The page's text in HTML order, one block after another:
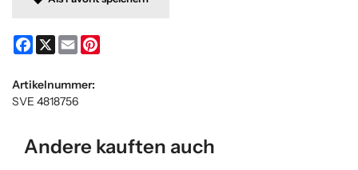
Facebook
X Email
Artikelnummer:
SVE 4818756
Andere kauften auch